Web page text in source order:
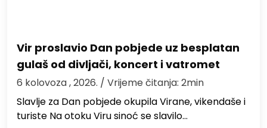
Vir proslavio Dan pobjede uz besplatan
gulaš od divljači, koncert i vatromet
6 kolovoza , 2026. / Vrijeme čitanja: 2min
Slavlje za Dan pobjede okupila Virane, vikendaše i
turiste Na otoku Viru sinoć se slavilo…